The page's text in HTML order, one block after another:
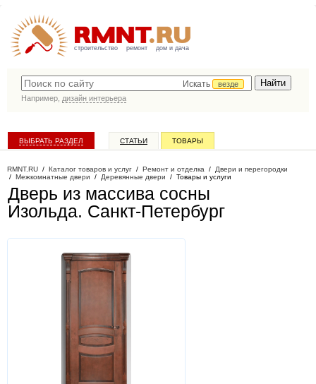
строительство ремонт дом и дача
Искать
везде
Например, дизайн интерьера
ВЫБРАТЬ РАЗДЕЛ СТАТЬИ ТОВАРЫ
RMNT.RU / Каталог товаров и услуг / Ремонт и отделка / Двери и перегородки
/ Межкомнатные двери / Деревянные двери / Товары и услуги
Дверь из массива сосны
Изольда. Санкт-Петербург